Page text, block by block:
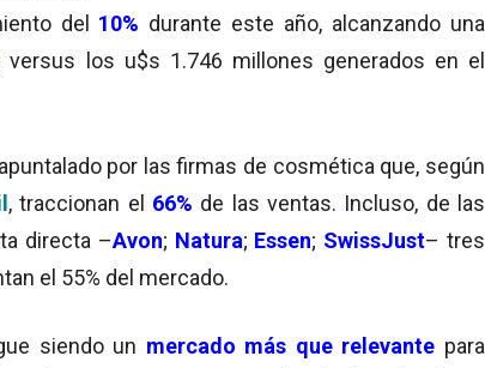
del 10% durante este año, alcanzando una
versus los u$s 1.746 millones generados en el
por las firmas de cosmética que, según
, traccionan el 66% de las ventas. Incluso, de las
directa –Avon; Natura; Essen; SwissJust– tres
el 55% del mercado.
siendo un mercado más que relevante para